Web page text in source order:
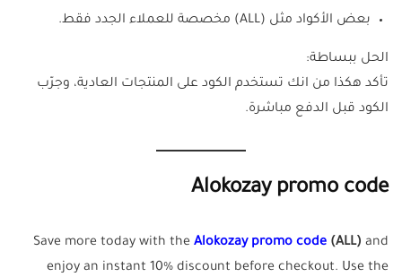
بعض الأكواد مثل (ALL) مخصصة للعملاء الجدد فقط.
الحل ببساطة:
تأكد هكذا من انك تستخدم الكود على المنتجات العادية، وجرّب
الكود قبل الدفع مباشرة.
Alokozay promo code
Save more today with the Alokozay promo code (ALL) and
enjoy an instant 10% discount before checkout. Use the